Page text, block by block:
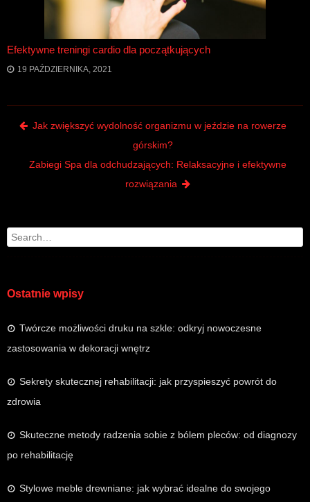
Search
Ostatnie wpisy
Twórcze możliwości druku na szkle: odkryj nowoczesne
zastosowania w dekoracji wnętrz
Sekrety skutecznej rehabilitacji: jak przyspieszyć powrót do
zdrowia
Skuteczne metody radzenia sobie z bólem pleców: od diagnozy
po rehabilitację
Stylowe meble drewniane: jak wybrać idealne do swojego
Efektywne treningi cardio dla początkujących
19 PAŹDZIERNIKA, 2021
Post navigation
Jak zwiększyć wydolność organizmu w jeździe na rowerze
górskim?
Zabiegi Spa dla odchudzających: Relaksacyjne i efektywne
rozwiązania